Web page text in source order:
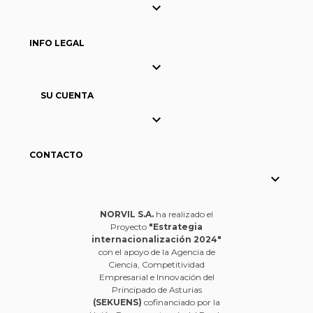

INFO LEGAL

SU CUENTA

CONTACTO

NORVIL S.A. ha realizado el
Proyecto "Estrategia
internacionalización 2024"
con el apoyo de la Agencia de
Ciencia, Competitividad
Empresarial e Innovación del
Principado de Asturias
(SEKUENS) cofinanciado por la